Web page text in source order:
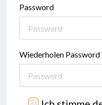
Password
Wiederholen Password